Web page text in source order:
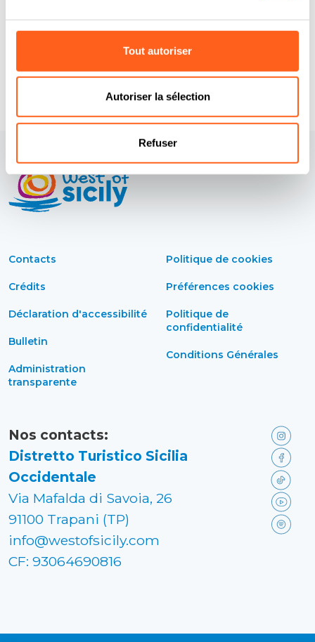
Tout autoriser
Autoriser la sélection
Refuser
Demander des informations
Contacts
Crédits
Déclaration d'accessibilité
Bulletin
Administration
transparente
Politique de cookies
Préférences cookies
Politique de
confidentialité
Conditions Générales
Nos contacts:
Distretto Turistico Sicilia
Occidentale
Via Mafalda di Savoia, 26
91100 Trapani (TP)
info@westofsicily.com
CF: 93064690816